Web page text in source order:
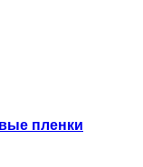
пленки